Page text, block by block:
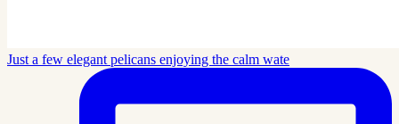
Just a few elegant pelicans enjoying the calm wate